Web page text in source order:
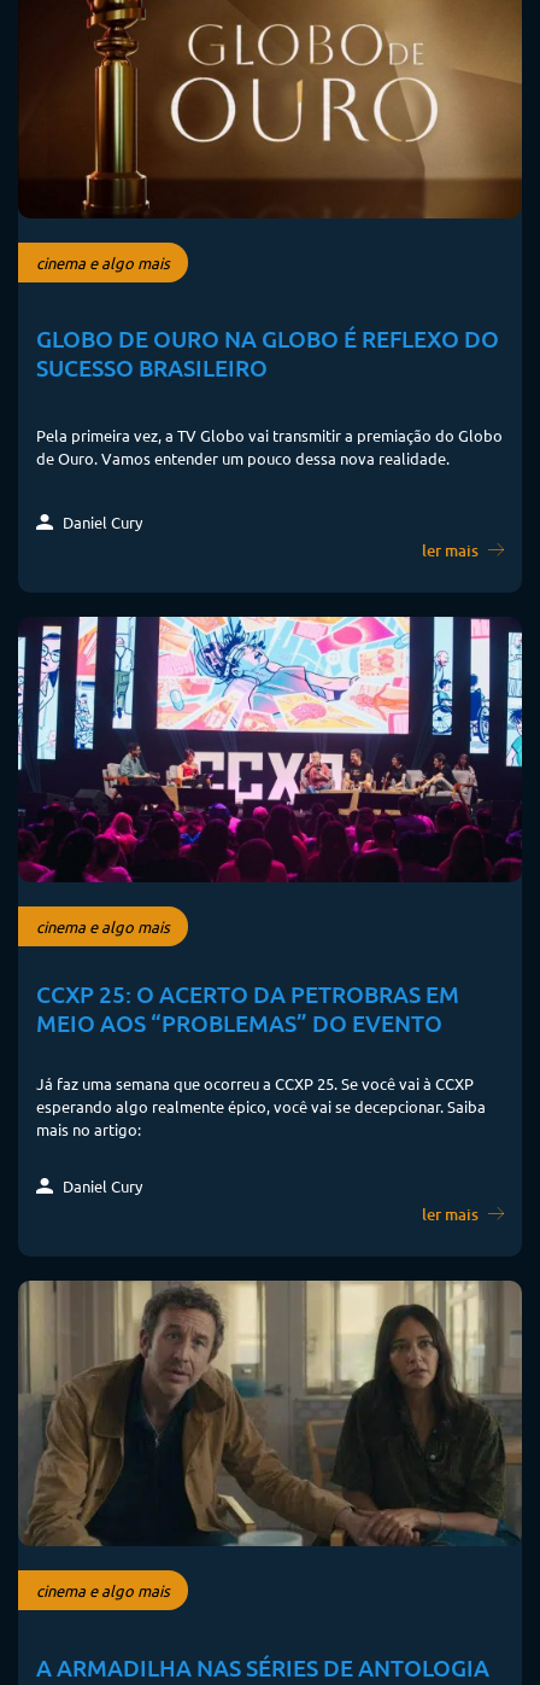
cinema e algo mais
GLOBO DE OURO NA GLOBO É REFLEXO DO
SUCESSO BRASILEIRO
Pela primeira vez, a TV Globo vai transmitir a premiação do Globo
de Ouro. Vamos entender um pouco dessa nova realidade.
Daniel Cury
ler mais
cinema e algo mais
CCXP 25: O ACERTO DA PETROBRAS EM
MEIO AOS “PROBLEMAS” DO EVENTO
Já faz uma semana que ocorreu a CCXP 25. Se você vai à CCXP
esperando algo realmente épico, você vai se decepcionar. Saiba
mais no artigo:
Daniel Cury
ler mais
cinema e algo mais
A ARMADILHA NAS SÉRIES DE ANTOLOGIA